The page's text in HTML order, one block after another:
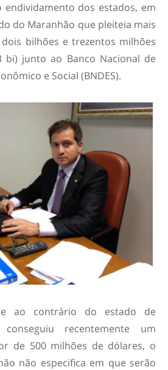
endividamento dos estados, em
do Maranhão que pleiteia mais
bilhões e trezentos milhões
bi) junto ao Banco Nacional de
e Social (BNDES).
ao contrário do estado de
recentemente um
de 500 milhões de dólares, o
não especifica em que serão